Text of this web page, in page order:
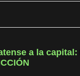
a la capital: